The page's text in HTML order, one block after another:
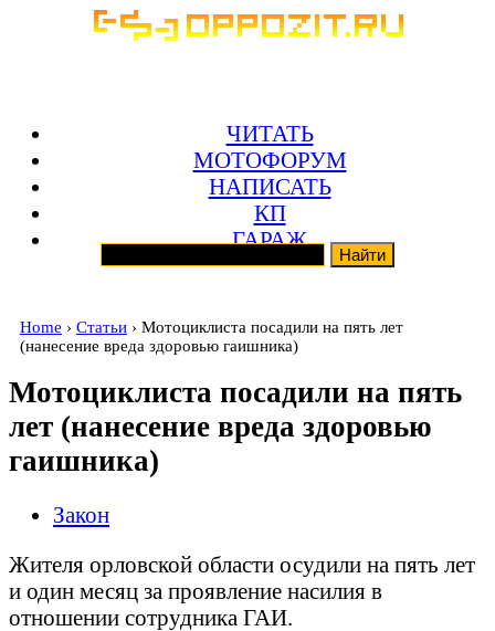
ЧИТАТЬ
МОТОФОРУМ
НАПИСАТЬ
КП
ГАРАЖ
Home › Статьи › Мотоциклиста посадили на пять лет
(нанесение вреда здоровью гаишника)
Мотоциклиста посадили на пять
лет (нанесение вреда здоровью
гаишника)
Закон
Жителя орловской области осудили на пять лет
и один месяц за проявление насилия в
отношении сотрудника ГАИ.